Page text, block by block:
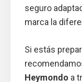
seguro
marca la
Si estás
Heymondo a